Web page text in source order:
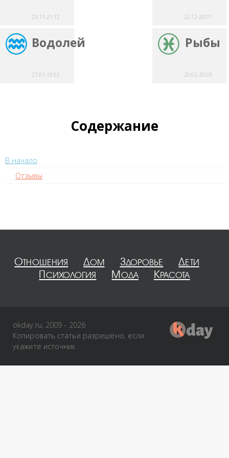
23.11-21.12 22.12-20.01
Водолей
21.01-19.02
Рыбы
20.02-20.03
Содержание
В начало
Отзывы
Отношения Дом Здоровье
Дети
Психология
Мода Красота
okday.ru, 2009 - 2026
Копировать статьи разрешено, если
укажите источник